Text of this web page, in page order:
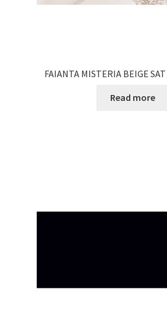
FAIANTA MISTERIA BEIGE
Read more